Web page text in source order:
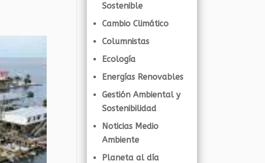
Sostenible
Cambio Climático
Columnistas
Ecología
Energías Renovables
Gestión Ambiental y
Sostenibilidad
Noticias Medio
Ambiente
Planeta al día